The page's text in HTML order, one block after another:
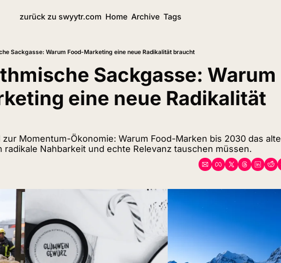
zurück zu swyytr.com Home Archive Tags
Sackgasse: Warum Food-Marketing eine neue Radikalität braucht
Sackgasse: Warum
eine neue Radikalität
Momentum-Ökonomie: Warum Food-Marken bis 2030 das alte
radikale Nahbarkeit und echte Relevanz tauschen müssen.